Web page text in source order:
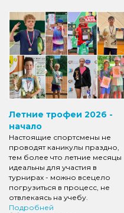
Летние трофеи 2026 -
начало
Настоящие спортсмены не
проводят каникулы праздно,
тем более что летние месяцы
идеальны для участия в
турнирах - можно всецело
погрузиться в процесс, не
отвлекаясь на учебу.
Подробней